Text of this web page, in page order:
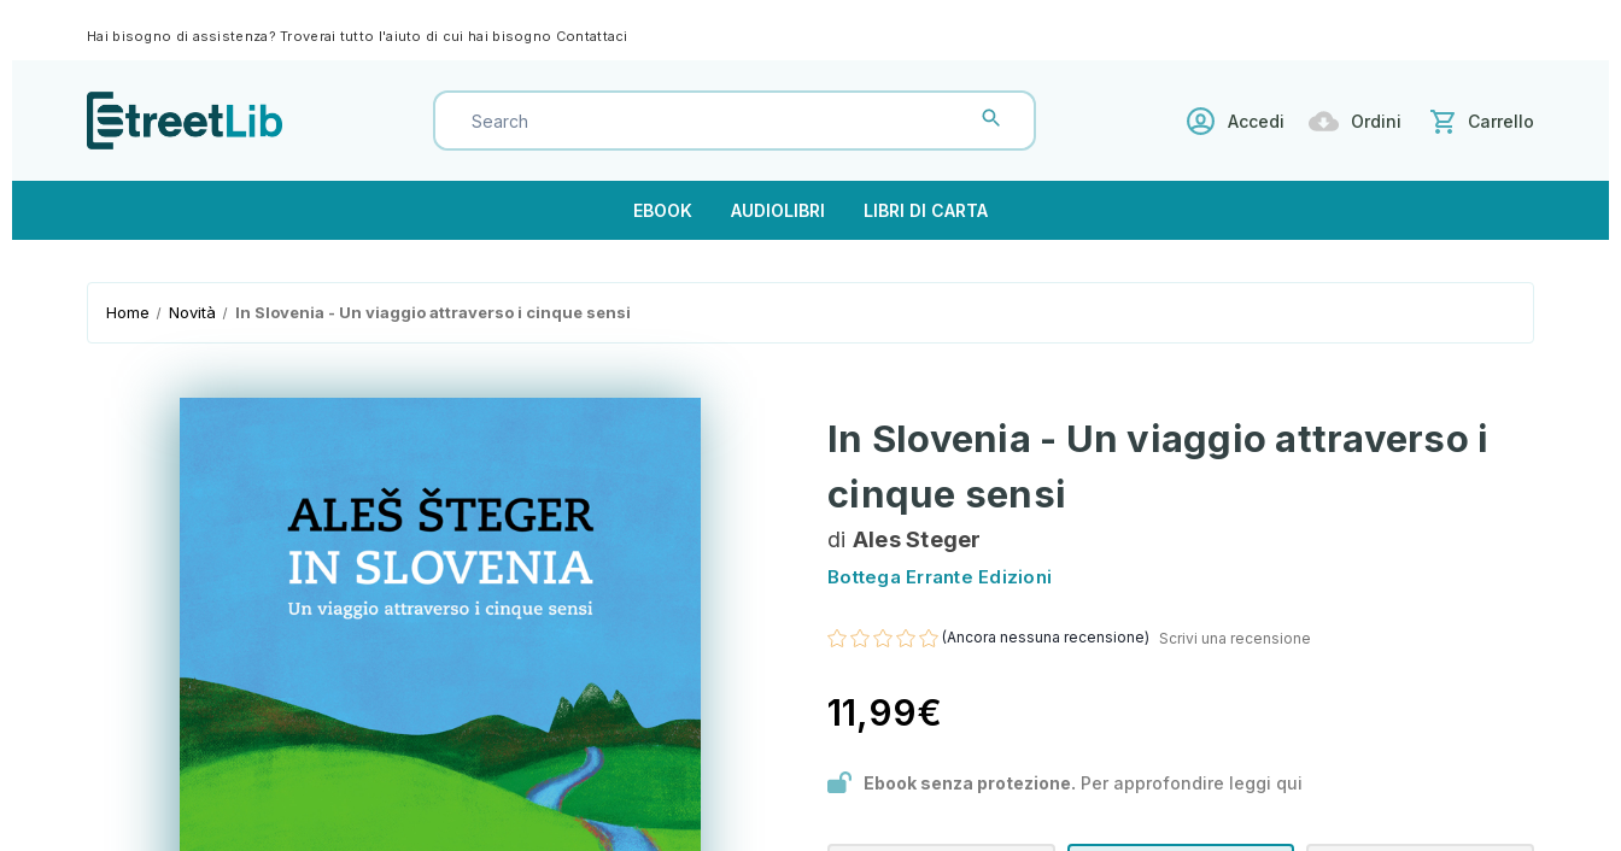
Hai bisogno di assistenza? Troverai tutto l'aiuto di cui hai bisogno Contattaci
Accedi Ordini Carrello
EBOOK AUDIOLIBRI LIBRI DI CARTA
Home Novità In Slovenia - Un viaggio attraverso i cinque sensi
In Slovenia - Un viaggio attraverso i
cinque sensi
di Ales Steger
Bottega Errante Edizioni
(Ancora nessuna recensione) Scrivi una recensione
11,99€
Ebook senza protezione. Per approfondire leggi qui